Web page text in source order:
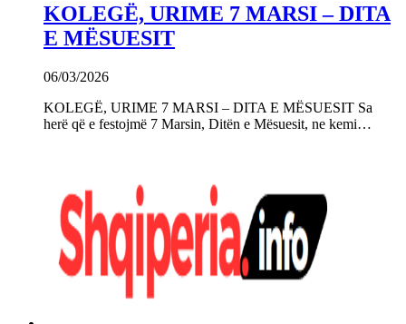
KOLEGË, URIME 7 MARSI – DITA
E MËSUESIT
06/03/2026
KOLEGË, URIME 7 MARSI – DITA E MËSUESIT Sa
herë që e festojmë 7 Marsin, Ditën e Mësuesit, ne kemi…